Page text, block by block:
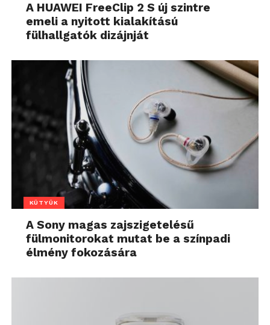
A HUAWEI FreeClip 2 S új szintre
emeli a nyitott kialakítású
fülhallgatók dizájnját
KÜTYÜK
A Sony magas zajszigetelésű
fülmonitorokat mutat be a színpadi
élmény fokozására